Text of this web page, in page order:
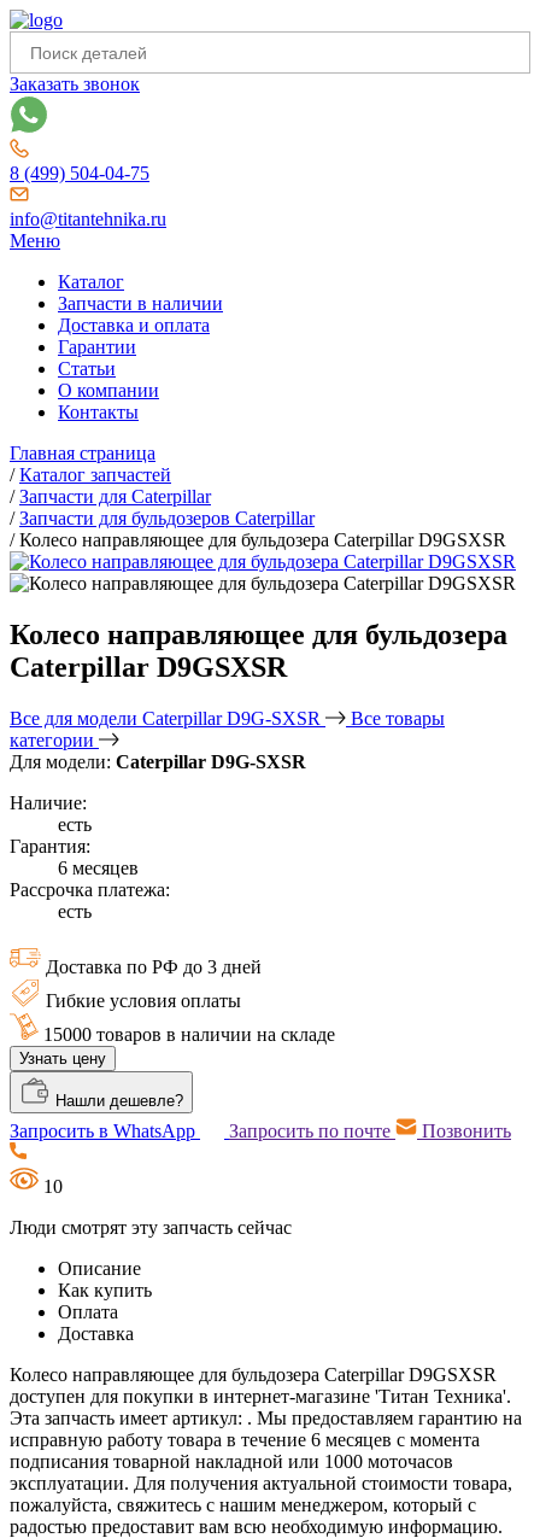
Заказать звонок
8 (499) 504-04-75
info@titantehnika.ru
Меню
Каталог
Запчасти в наличии
Доставка и оплата
Гарантии
Статьи
О компании
Контакты
Главная страница
/Каталог запчастей
/Запчасти для Caterpillar
/Запчасти для бульдозеров Caterpillar
/Колесо направляющее для бульдозера Caterpillar D9GSXSR
Колесо направляющее для бульдозера
Caterpillar D9GSXSR
Все для модели Caterpillar D9G-SXSR
Все товары
категории
Для модели: Caterpillar D9G-SXSR
Наличие:
есть
Гарантия:
6 месяцев
Рассрочка платежа:
есть
Доставка по РФ до 3 дней
Гибкие условия оплаты
15000 товаров в наличии на складе
Узнать цену
Нашли дешевле?
Запросить в WhatsApp Запросить по почте Позвонить
10
Люди смотрят эту запчасть сейчас
Описание
Как купить
Оплата
Доставка
Колесо направляющее для бульдозера Caterpillar D9GSXSR
доступен для покупки в интернет-магазине 'Титан Техника'.
Эта запчасть имеет артикул: . Мы предоставляем гарантию на
исправную работу товара в течение 6 месяцев с момента
подписания товарной накладной или 1000 моточасов
эксплуатации. Для получения актуальной стоимости товара,
пожалуйста, свяжитесь с нашим менеджером, который с
радостью предоставит вам всю необходимую информацию.